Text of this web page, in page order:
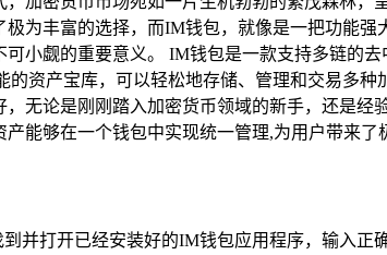
为丰富的选择，而IM钱包，就像是一把功能
小觑的重要意义。 IM钱包是一款支持多链的
资产宝库，可以轻松地存储、管理和交易多
无论是刚刚踏入加密货币领域的新手，还是
能够在一个钱包中实现统一管理,为用户带来了
并打开已经安装好的IM钱包应用程序，输入